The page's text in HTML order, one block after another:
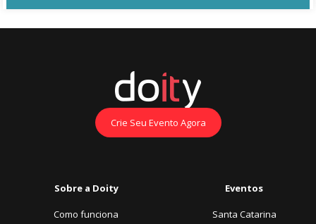
Crie Seu Evento Agora
Sobre a Doity
Como funciona
Eventos
Santa Catarina